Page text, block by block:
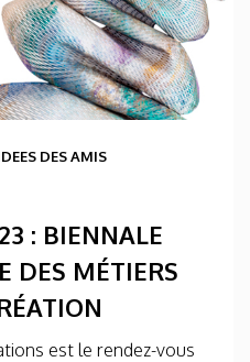
DES AMIS
: BIENNALE
DES MÉTIERS
est le rendez-vous